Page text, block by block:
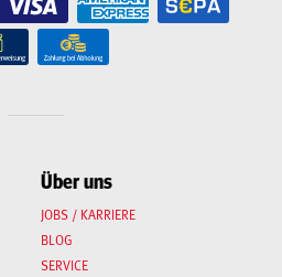
Über uns
JOBS / KARRIERE
BLOG
SERVICE